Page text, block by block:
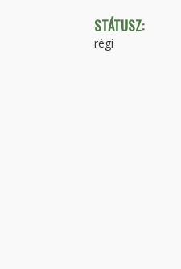
STÁTUSZ:
régi